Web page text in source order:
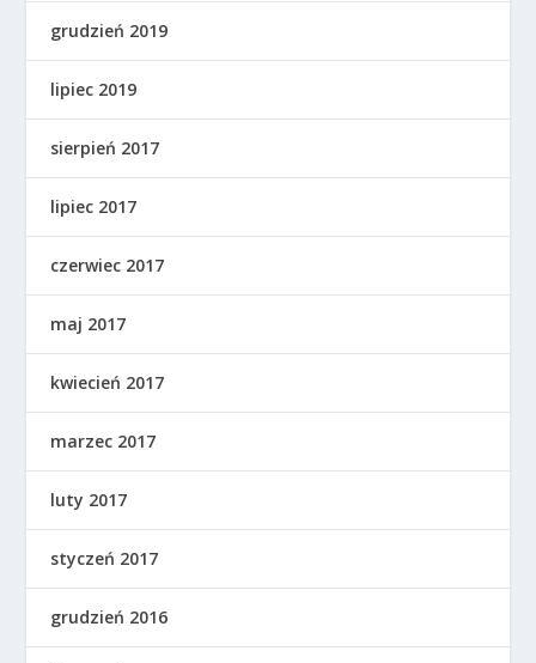
grudzień 2019
lipiec 2019
sierpień 2017
lipiec 2017
czerwiec 2017
maj 2017
kwiecień 2017
marzec 2017
luty 2017
styczeń 2017
grudzień 2016